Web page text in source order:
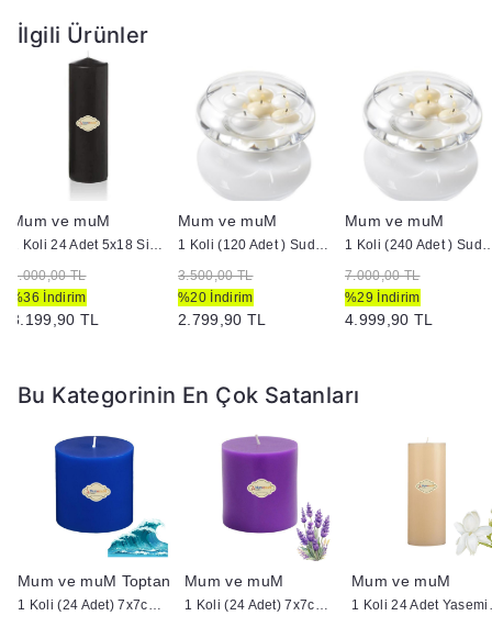
İlgili Ürünler
Mum ve muM
1 Koli 24 Adet 5x18 Siyah Silindir Kütük Mum
5.000,00 TL
%36 İndirim
3.199,90 TL
Mum ve muM
1 Koli (120 Adet ) Suda Yüzen Mum
3.500,00 TL
%20 İndirim
2.799,90 TL
Mum ve muM
1 Koli (240 Adet )
7.000,00 TL
%29 İndirim
4.999,90 TL
Bu Kategorinin En Çok Satanları
Mum ve muM Toptan
1 Koli (24 Adet) 7x7cm Okyanus Kokulu
Mum ve muM
1 Koli (24 Adet) 7x7cm Lavanta Kokulu
Mum ve muM
1 Koli